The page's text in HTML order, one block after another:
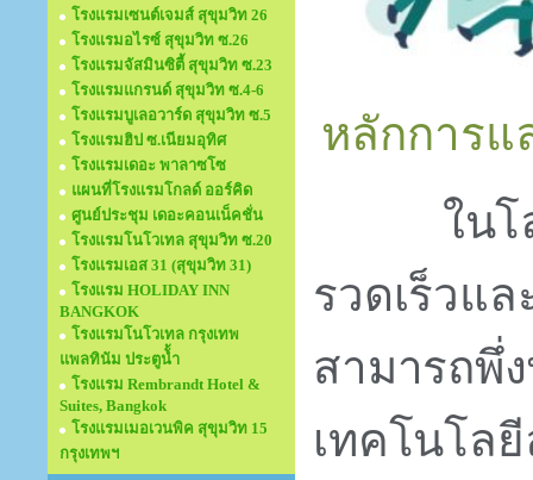
โรงแรมเซนต์เจมส์ สุขุมวิท 26
โรงแรมอไรซ์ สุขุมวิท ซ.26
โรงแรมจัสมินซิตี้ สุขุมวิท ซ.23
โรงแรมแกรนด์ สุขุมวิท ซ.4-6
โรงแรมบูเลอวาร์ด สุขุมวิท ซ.5
โรงแรมฮิป ซ.เนียมอุทิศ
โรงแรมเดอะ พาลาซโซ
แผนที่โรงแรมโกลด์ ออร์คิด
ศูนย์ประชุม เดอะคอนเน็คชั่น
โรงแรมโนโวเทล สุขุมวิท ซ.20
โรงแรมเอส 31 (สุขุมวิท 31)
โรงแรม HOLIDAY INN
BANGKOK
โรงแรมโนโวเทล กรุงเทพ
แพลทินัม ประตูนั้ำ
โรงแรม Rembrandt Hotel &
Suites, Bangkok
โรงแรมเมอเวนพิค สุขุมวิท 15
กรุงเทพฯ
หลักการแ
ใน
รวดเร็วแ
สามารถพึ่
เทคโนโล